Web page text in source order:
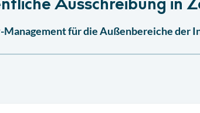
Ausschreibung in
für die Außenbereiche der